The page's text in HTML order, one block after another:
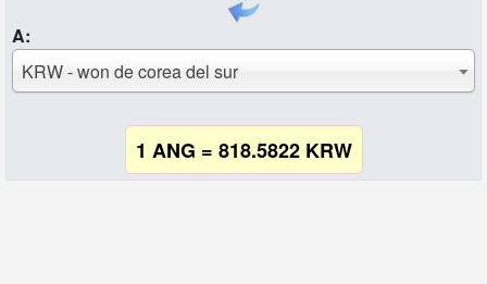
A:
KRW - won de corea del sur
1 ANG = 818.5822 KRW